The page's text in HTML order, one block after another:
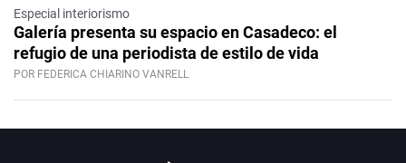
Especial interiorismo
Galería presenta su espacio en Casadeco: el
refugio de una periodista de estilo de vida
POR FEDERICA CHIARINO VANRELL